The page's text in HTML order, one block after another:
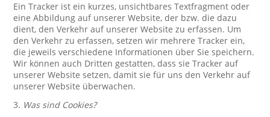
Ein Tracker ist ein kurzes, unsichtbares Textfragment oder
eine Abbildung auf unserer Website, der bzw. die dazu
dient, den Verkehr auf unserer Website zu erfassen. Um
den Verkehr zu erfassen, setzen wir mehrere Tracker ein,
die jeweils verschiedene Informationen über Sie speichern.
Wir können auch Dritten gestatten, dass sie Tracker auf
unserer Website setzen, damit sie für uns den Verkehr auf
unserer Website überwachen.
3. Was sind Cookies?